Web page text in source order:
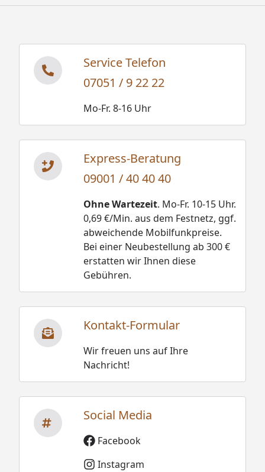
Service Telefon
07051 / 9 22 22
Mo-Fr. 8-16 Uhr
Express-Beratung
09001 / 40 40 40
Ohne Wartezeit. Mo-Fr. 10-15 Uhr.
0,69 €/Min. aus dem Festnetz, ggf.
abweichende Mobilfunkpreise.
Bei einer Neubestellung ab 300 €
erstatten wir Ihnen diese
Gebühren.
Kontakt-Formular
Wir freuen uns auf Ihre
Nachricht!
Social Media
Facebook
Instagram